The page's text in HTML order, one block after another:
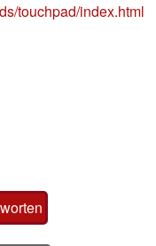
touchpad/index.html